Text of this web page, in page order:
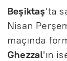
Beşiktaş'ta
Nisan
maçında
Ghezzal'ın